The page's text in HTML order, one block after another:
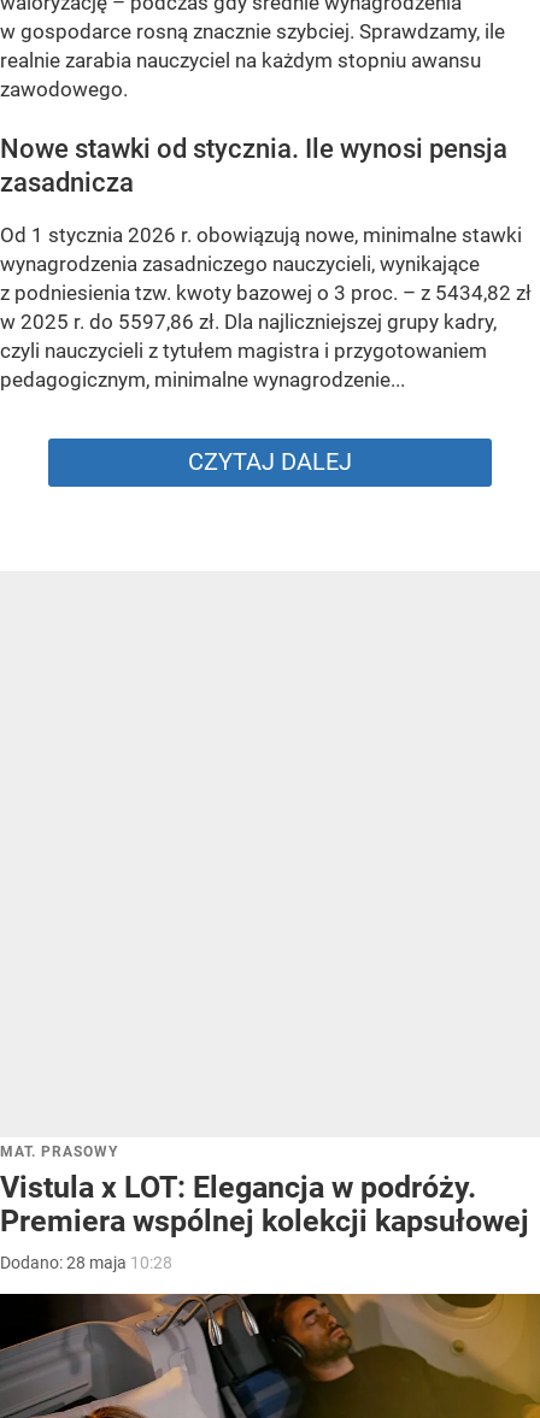
w gospodarce rosną znacznie szybciej. Sprawdzamy, ile
realnie zarabia nauczyciel na każdym stopniu awansu
zawodowego.
Nowe stawki od stycznia. Ile wynosi pensja
zasadnicza
Od 1 stycznia 2026 r. obowiązują nowe, minimalne stawki
wynagrodzenia zasadniczego nauczycieli, wynikające
z podniesienia tzw. kwoty bazowej o 3 proc. – z 5434,82 zł
w 2025 r. do 5597,86 zł. Dla najliczniejszej grupy kadry,
czyli nauczycieli z tytułem magistra i przygotowaniem
pedagogicznym, minimalne wynagrodzenie...
CZYTAJ DALEJ
MAT. PRASOWY
Vistula x LOT: Elegancja w podróży.
Premiera wspólnej kolekcji kapsułowej
Dodano:28 maja 10:28